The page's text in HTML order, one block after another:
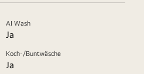
AI Wash
Ja
Koch-/Buntwäsche
Ja